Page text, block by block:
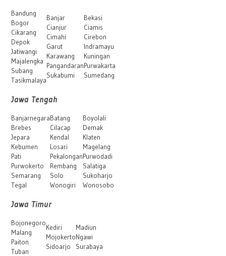
Bandung
Bogor
Cikarang
Depok
Jatiwangi
Majalengka
Subang
Tasikmalaya
Banjar
Cianjur
Cimahi
Garut
Karawang
Pangandaran
Sukabumi
Bekasi
Ciamis
Cirebon
Indramayu
Kuningan
Purwakarta
Sumedang
Jawa Tengah
Banjarnegara
Brebes
Jepara
Kebumen
Pati
Purwokerto
Semarang
Tegal
Batang
Cilacap
Kendal
Losari
Pekalongan
Rembang
Solo
Wonogiri
Boyolali
Demak
Klaten
Magelang
Purwodadi
Salatiga
Sukoharjo
Wonosobo
Jawa Timur
Bojonegoro
Malang
Paiton
Tuban
Kediri
Mojokerto
Sidoarjo
Madiun
Ngawi
Surabaya